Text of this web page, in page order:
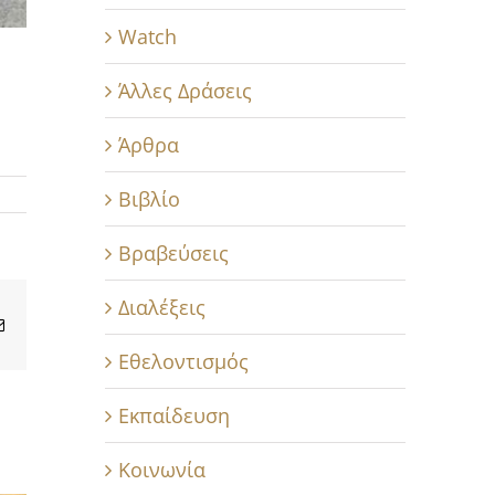
Email
Watch
Άλλες Δράσεις
Άρθρα
Βιβλίο
Βραβεύσεις
Διαλέξεις
Εθελοντισμός
Εκπαίδευση
Κοινωνία